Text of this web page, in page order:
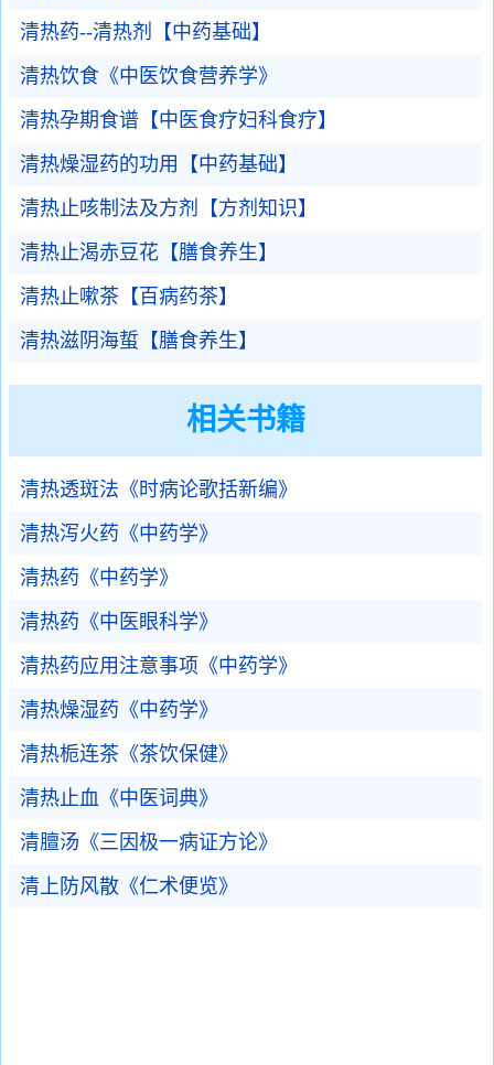
清热药--清热剂【中药基础】
清热饮食《中医饮食营养学》
清热孕期食谱【中医食疗妇科食疗】
清热燥湿药的功用【中药基础】
清热止咳制法及方剂【方剂知识】
清热止渴赤豆花【膳食养生】
清热止嗽茶【百病药茶】
清热滋阴海蜇【膳食养生】
相关书籍
清热透斑法《时病论歌括新编》
清热泻火药《中药学》
清热药《中药学》
清热药《中医眼科学》
清热药应用注意事项《中药学》
清热燥湿药《中药学》
清热栀连茶《茶饮保健》
清热止血《中医词典》
清膻汤《三因极一病证方论》
清上防风散《仁术便览》